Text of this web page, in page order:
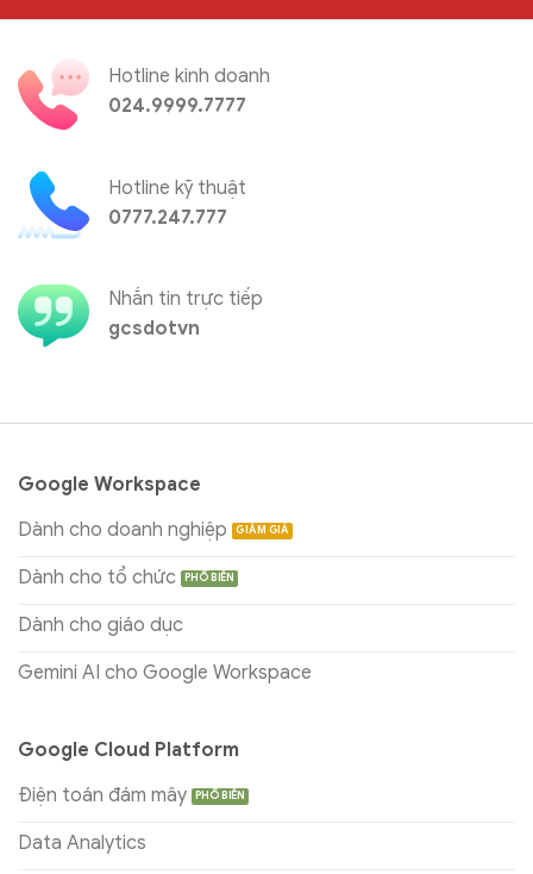
Hotline kinh doanh
024.9999.7777
Hotline kỹ thuật
0777.247.777
Nhắn tin trực tiếp
gcsdotvn
Google Workspace
Dành cho doanh nghiệp
Dành cho tổ chức
Dành cho giáo dục
Gemini AI cho Google Workspace
Google Cloud Platform
Điện toán đám mây
Data Analytics